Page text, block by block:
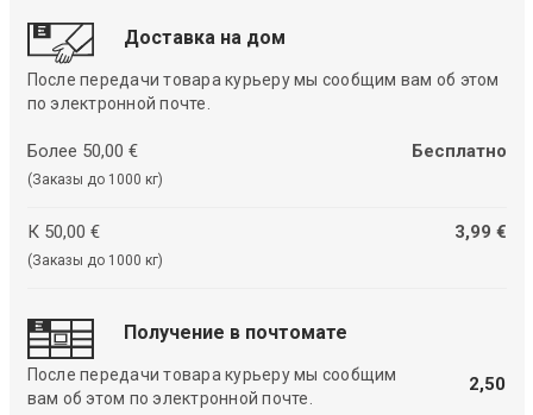
Доставка на дом
После передачи товара курьеру мы сообщим вам об этом
по электронной почте.
Более 50,00 €
(Заказы до 1000 кг)
Бесплатно
К 50,00 €
(Заказы до 1000 кг)
3,99 €
Получение в почтомате
После передачи товара курьеру мы сообщим
вам об этом по электронной почте.
2,50